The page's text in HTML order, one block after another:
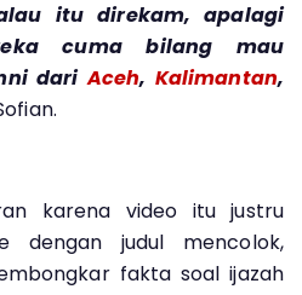
itu direkam, apalagi
cuma bilang mau
dariAceh, Kalimantan,
karena video itu justru
dengan judul mencolok,
fakta soal ijazah